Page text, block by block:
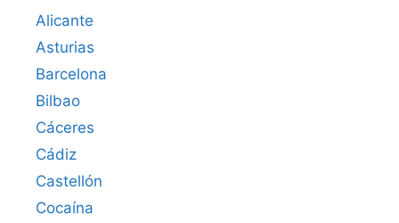
Alicante
Asturias
Barcelona
Bilbao
Cáceres‎
Cádiz
Castellón
Cocaína